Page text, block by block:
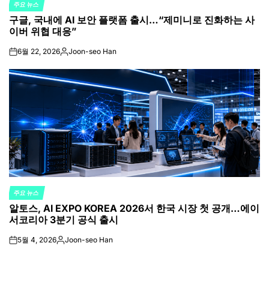
POSTED
IN
주요 뉴스
구글, 국내에 AI 보안 플랫폼 출시…“제미니로 진화하는 사
이버 위협 대응”
on6월 22, 2026Posted
Joon-seo Han
POSTED
IN
주요 뉴스
알토스, AI EXPO KOREA 2026서 한국 시장 첫 공개…에이
서코리아 3분기 공식 출시
on5월 4, 2026Posted
Joon-seo Han